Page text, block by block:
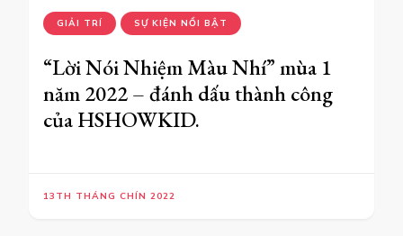
GIẢI TRÍ SỰ KIỆN NỔI BẬT
“Lời Nói Nhiệm Màu Nhí” mùa 1
năm 2022 – đánh dấu thành công
của HSHOWKID.
13TH THÁNG CHÍN 2022